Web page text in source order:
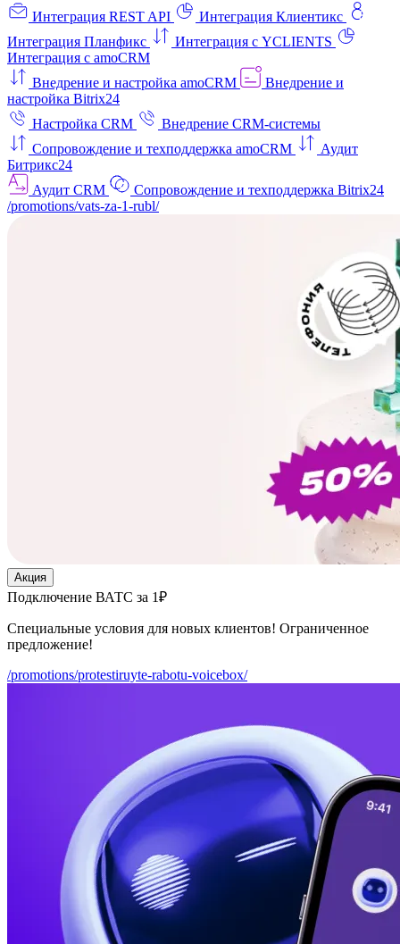
Интеграция REST API
Интеграция Клиентикс
Интеграция Планфикс
Интеграция с YCLIENTS
Интеграция с amoCRM
Внедрение и настройка amoCRM
Внедрение и
настройка Bitrix24
Настройка CRM
Внедрение CRM-системы
Сопровождение и техподдержка amoCRM
Аудит
Битрикс24
Аудит CRM
Сопровождение и техподдержка Bitrix24
/promotions/vats-za-1-rubl/
Акция
Подключение ВАТС за 1₽
Специальные условия для новых клиентов! Ограниченное
предложение!
/promotions/protestiruyte-rabotu-voicebox/